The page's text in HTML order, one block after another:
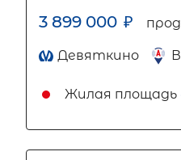
3 899 000 ₽
Девяткино
Жилая площадь